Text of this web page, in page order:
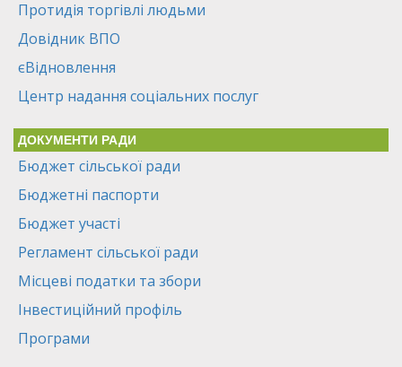
Протидія торгівлі людьми
Довідник ВПО
єВідновлення
Центр надання соціальних послуг
ДОКУМЕНТИ РАДИ
Бюджет сільської ради
Бюджетні паспорти
Бюджет участі
Регламент сільської ради
Місцеві податки та збори
Інвестиційний профіль
Програми